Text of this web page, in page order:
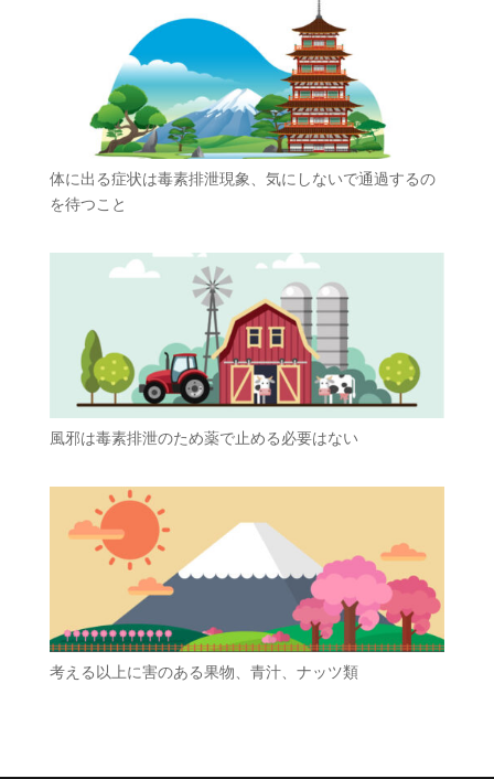
体に出る症状は毒素排泄現象、気にしないで通過するの
を待つこと
風邪は毒素排泄のため薬で止める必要はない
考える以上に害のある果物、青汁、ナッツ類